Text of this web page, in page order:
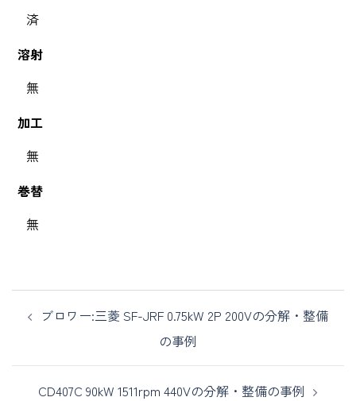
済
溶射
無
加工
無
巻替
無
ブロワー:三菱 SF-JRF 0.75kW 2P 200Vの分解・整備
の事例
CD407C 90kW 1511rpm 440Vの分解・整備の事例